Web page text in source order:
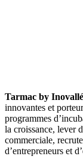
Tarmac by
innovantes et
programmes
la croissance, lever
commerciale,
d’entrepreneurs et